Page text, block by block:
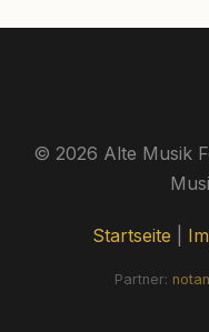
© 2026 Alte Musik
Startseite
Partner: